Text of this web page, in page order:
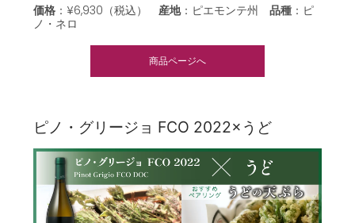
価格 ：¥6,930（税込）産地：ピエモンテ州品種 ：ピ
ノ・ネロ
商品ページへ
ピノ・グリージョ FCO 2022×うど